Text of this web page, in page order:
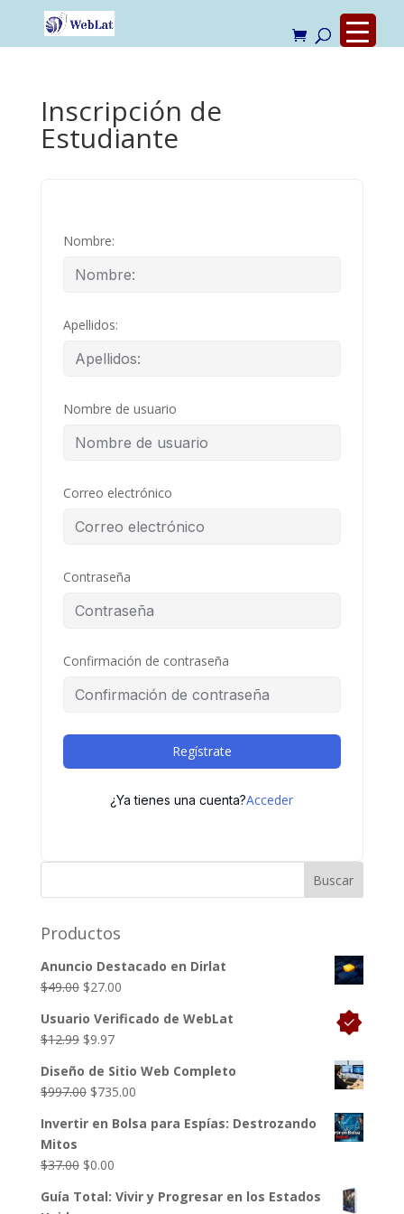
Inscripción de
Estudiante
Nombre:
Apellidos:
Nombre de usuario
Correo electrónico
Contraseña
Confirmación de contraseña
Regístrate
¿Ya tienes una cuenta?Acceder
Productos
Anuncio Destacado en Dirlat
$49.00 El
original
era:
$49.00.
$27.00El
actual
$27.00.
Usuario Verificado de WebLat
$12.99 El
original
era:
$12.99.
$9.97El
actual
es:
$9.97.
Diseño de Sitio Web Completo
$997.00 El
original
$997.00.
$735.00El
actual
Invertir en Bolsa para Espías: Destrozando
Mitos
$37.00 El
original
$0.00El
actual
Guía Total: Vivir y Progresar en los Estados